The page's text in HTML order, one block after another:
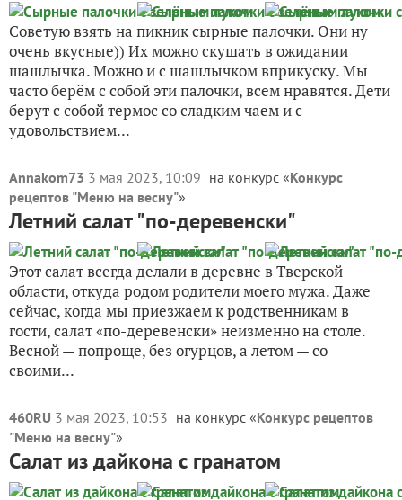
Советую взять на пикник сырные палочки. Они ну
очень вкусные)) Их можно скушать в ожидании
шашлычка. Можно и с шашлычком вприкуску. Мы
часто берём с собой эти палочки, всем нравятся. Дети
берут с собой термос со сладким чаем и с
удовольствием...
Annakom73 3 мая 2023, 10:09 на конкурс «Конкурс
рецептов "Меню на весну"»
Летний салат "по-деревенски"
Этот салат всегда делали в деревне в Тверской
области, откуда родом родители моего мужа. Даже
сейчас, когда мы приезжаем к родственникам в
гости, салат «по-деревенски» неизменно на столе.
Весной — попроще, без огурцов, а летом — со
своими...
460RU 3 мая 2023, 10:53 на конкурс «Конкурс рецептов
"Меню на весну"»
Салат из дайкона с гранатом